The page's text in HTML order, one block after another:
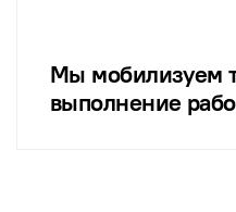
Мы мобилизуем
выполнение